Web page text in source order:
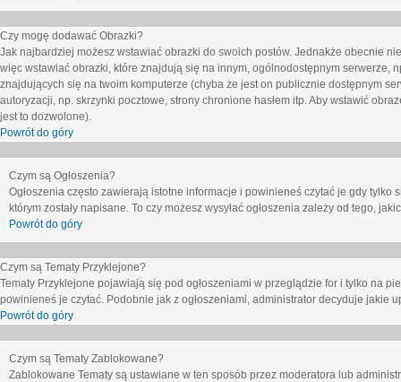
Czy mogę dodawać Obrazki?
Jak najbardziej możesz wstawiać obrazki do swoich postów. Jednakże obecnie
więc wstawiać obrazki, które znajdują się na innym, ogólnodostępnym serwerze,
znajdujących się na twoim komputerze (chyba że jest on publicznie dostępnym
autoryzacji, np. skrzynki pocztowe, strony chronione hasłem itp. Aby wstawić
jest to dozwolone).
Powrót do góry
Czym są Ogłoszenia?
Ogłoszenia często zawierają istotne informacje i powinieneś czytać je gdy
którym zostały napisane. To czy możesz wysyłać ogłoszenia zależy od tego,
Powrót do góry
Czym są Tematy Przyklejone?
Tematy Przyklejone pojawiają się pod ogłoszeniami w przeglądzie for i tylko na
powinieneś je czytać. Podobnie jak z ogłoszeniami, administrator decyduje
Powrót do góry
Czym są Tematy Zablokowane?
Zablokowane Tematy są ustawiane w ten sposób przez moderatora lub